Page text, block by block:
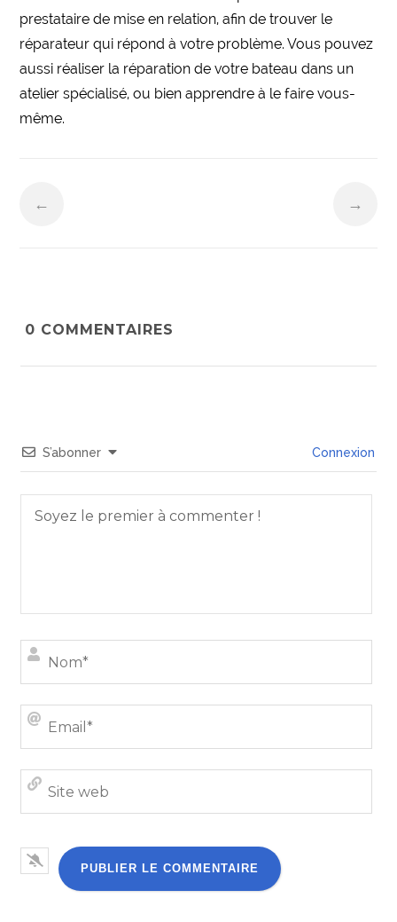
prestataire de mise en relation, afin de trouver le
réparateur qui répond à votre problème. Vous pouvez
aussi réaliser la réparation de votre bateau dans un
atelier spécialisé, ou bien apprendre à le faire vous-
même.
← →
S’abonner Connexion
0 COMMENTAIRES